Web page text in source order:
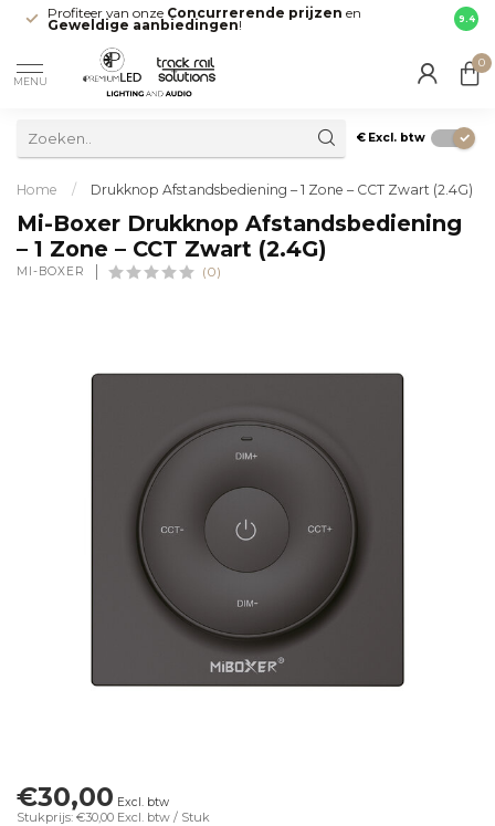
Profiteer van onze Concurrerende prijzen en
Geweldige aanbiedingen! direct
9.4
MENU
0
€ Excl. btw
Home / Drukknop Afstandsbediening – 1 Zone – CCT Zwart (2.4G)
Mi-Boxer Drukknop Afstandsbediening
– 1 Zone – CCT Zwart (2.4G)
MI-BOXER (0)
€30,00 Excl. btw
Stukprijs: €30,00 Excl. btw / Stuk